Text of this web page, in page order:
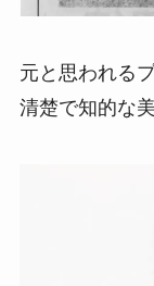
元と思われる
清楚で知的な